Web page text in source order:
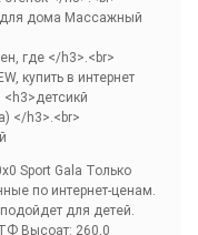
дома Массажный
где </h3>.<br>
купить в интернет
</h3>.<br>
Sport Gala Только
по интернет-ценам.
для детей.
Высоат: 260,0